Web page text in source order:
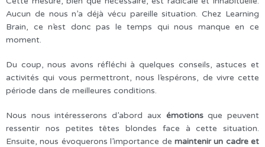
Aucun de nous n’a déjà vécu pareille situation. Chez Learning
Brain, ce n’est donc pas le temps qui nous manque en ce
moment.
Du coup, nous avons réfléchi à quelques conseils, astuces et
activités qui vous permettront, nous l’espérons, de vivre cette
période dans de meilleures conditions.
Nous nous intéresserons d’abord aux émotionsque peuvent
ressentir nos petites têtes blondes face à cette situation.
Ensuite, nous évoquerons l’importance de maintenir un cadre et